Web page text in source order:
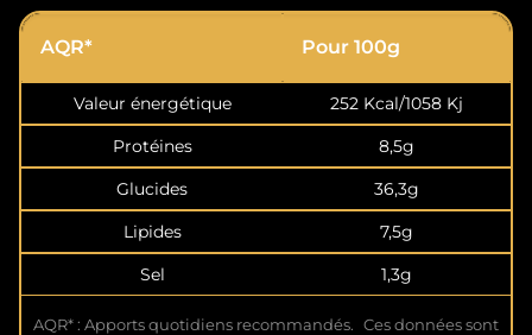
AQR* Pour 100g
Valeur énergétique
252 Kcal/1058 Kj
Protéines
8,5g
Glucides
36,3g
Lipides
7,5g
Sel
1,3g
AQR* : Apports quotidiens recommandés. Ces données sont